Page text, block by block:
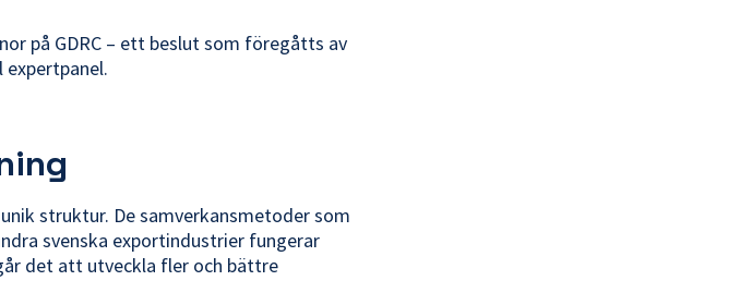
på GDRC – ett beslut som föregåtts av
expertpanel.
struktur. De samverkansmetoder som
svenska exportindustrier fungerar
det att utveckla fler och bättre